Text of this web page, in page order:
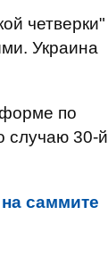
четверки"
Украина
по
случаю 30-й
саммите